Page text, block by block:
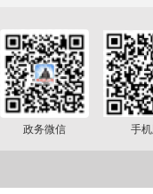
政务微信 手